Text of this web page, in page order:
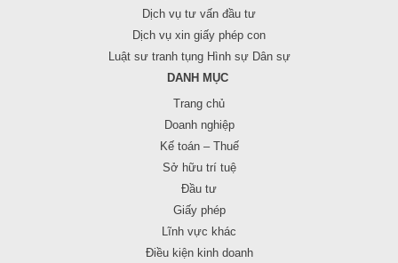
Dịch vụ tư vấn đầu tư
Dịch vụ xin giấy phép con
Luật sư tranh tụng Hình sự Dân sự
DANH MỤC
Trang chủ
Doanh nghiệp
Kế toán – Thuế
Sở hữu trí tuệ
Đầu tư
Giấy phép
Lĩnh vực khác
Điều kiện kinh doanh